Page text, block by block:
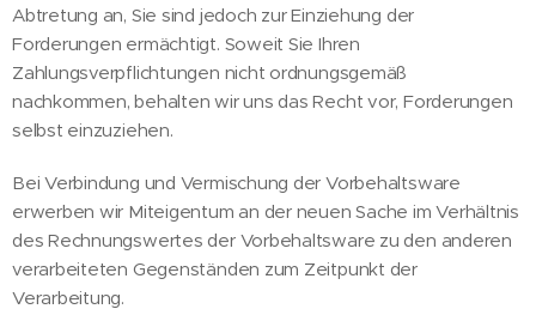
Abtretung an, Sie sind jedoch zur Einziehung der
Forderungen ermächtigt. Soweit Sie Ihren
Zahlungsverpflichtungen nicht ordnungsgemäß
nachkommen, behalten wir uns das Recht vor, Forderungen
selbst einzuziehen.
Bei Verbindung und Vermischung der Vorbehaltsware
erwerben wir Miteigentum an der neuen Sache im Verhältnis
des Rechnungswertes der Vorbehaltsware zu den anderen
verarbeiteten Gegenständen zum Zeitpunkt der
Verarbeitung.